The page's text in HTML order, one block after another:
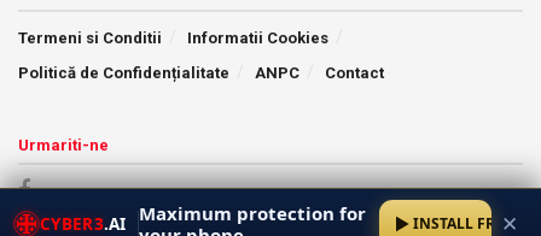
Termeni si Conditii
Informatii Cookies
Politică de Confidențialitate
ANPC Contact
Urmariti-ne
CYBER3.AI Maximum protection for
INSTALL FREE✕